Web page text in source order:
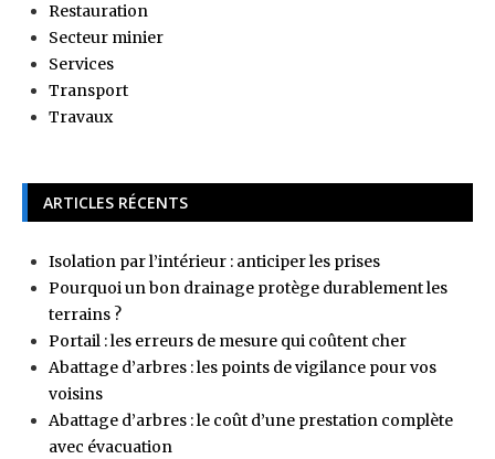
Restauration
Secteur minier
Services
Transport
Travaux
ARTICLES RÉCENTS
Isolation par l’intérieur : anticiper les prises
Pourquoi un bon drainage protège durablement les
terrains ?
Portail : les erreurs de mesure qui coûtent cher
Abattage d’arbres : les points de vigilance pour vos
voisins
Abattage d’arbres : le coût d’une prestation complète
avec évacuation